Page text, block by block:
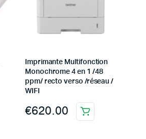
Imprimante Multifonction
Monochrome 4 en 1 /48
ppm/ recto verso /réseau /
WIFI
€620.00